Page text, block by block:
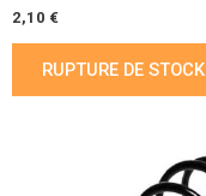
2,10 €
RUPTURE DE STOCK